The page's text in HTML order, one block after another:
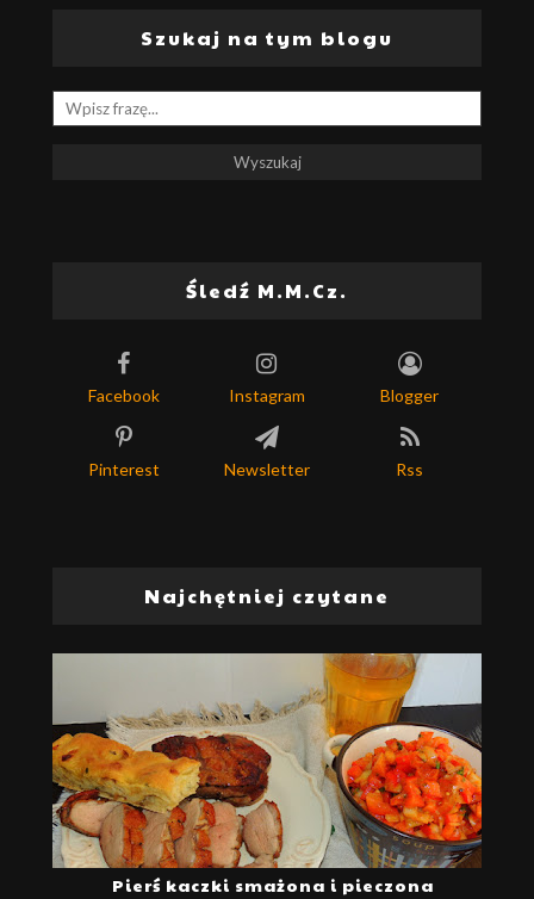
Szukaj na tym blogu
Śledź M.M.Cz.
Facebook Instagram Blogger
Pinterest Newsletter Rss
Najchętniej czytane
Pierś kaczki smażona i pieczona